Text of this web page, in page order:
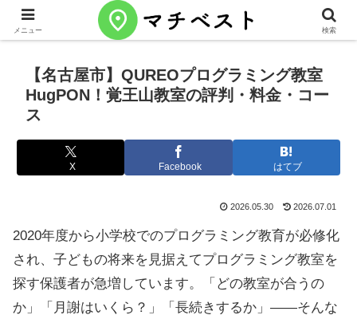
【名古屋市】QUREOプログラミング教室
HugPON！覚王山教室の評判・料金・コー
ス
X Facebook はてブ
2026.05.30 2026.07.01
2020年度から小学校でのプログラミング教育が必修化
され、子どもの将来を見据えてプログラミング教室を
探す保護者が急増しています。「どの教室が合うの
か」「月謝はいくら？」「長続きするか」——そんな
メニュー 検索